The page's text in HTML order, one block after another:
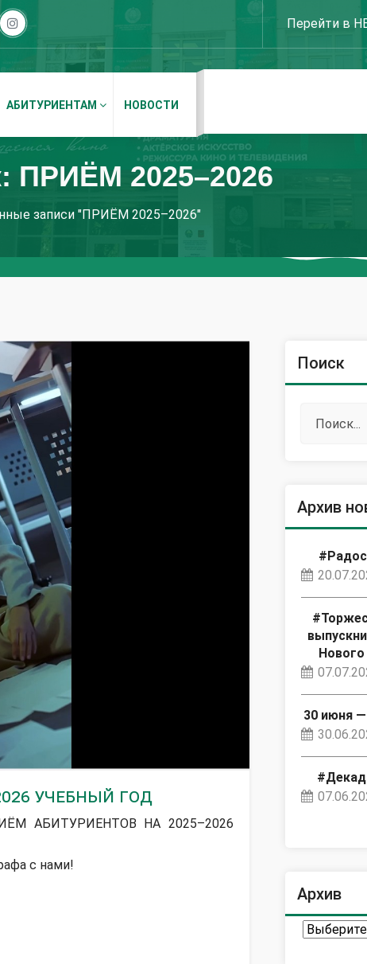
Перейти в
АБИТУРИЕНТАМ НОВОСТИ
ПРИЁМ 2025–2026
записи "ПРИЁМ 2025–2026"
УЧЕБНЫЙ ГОД
АБИТУРИЕНТОВ НА 2025–2026
с нами!
Поиск
Архив
Нового
30 июня
Архив
Архив